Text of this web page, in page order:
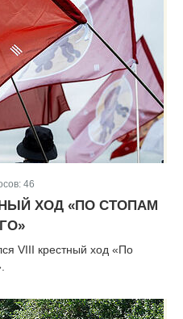
46
ХОД «ПО СТОПАМ
VIII крестный ход «По